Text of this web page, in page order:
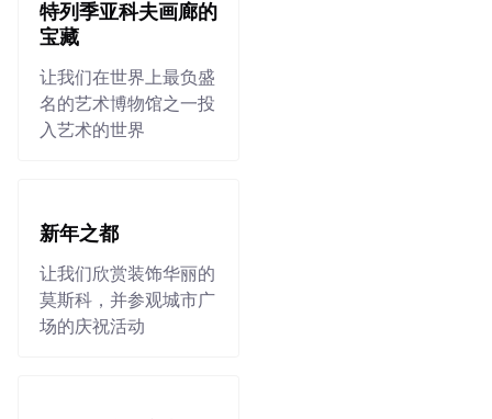
特列季亚科夫画廊的
宝藏
让我们在世界上最负盛
名的艺术博物馆之一投
入艺术的世界
新年之都
让我们欣赏装饰华丽的
莫斯科，并参观城市广
场的庆祝活动